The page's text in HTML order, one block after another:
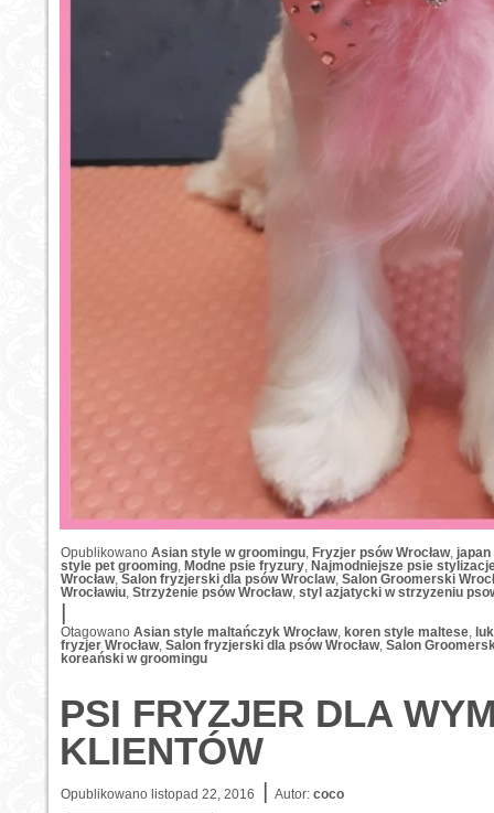
Opublikowano Asian style w groomingu, Fryzjer psów Wrocław,
style pet grooming, Modne psie fryzury, Najmodniejsze psie
Wrocław, Salon fryzjerski dla psów Wroclaw, Salon Groomerski
Wrocławiu, Strzyżenie psów Wrocław, styl azjatycki w strzyzeniu
|
Otagowano Asian style maltańczyk Wrocław, koren style maltese,
fryzjer Wrocław, Salon fryzjerski dla psów Wrocław, Salon
koreański w groomingu
PSI FRYZJER DLA
KLIENTÓW
Opublikowano listopad 22, 2016 | Autor: coco